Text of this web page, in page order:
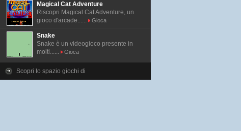
Magical Cat Adventure
Riscopri Magical Cat Adventure, un
gioco d'arcade......
Gioca
Snake
Snake è un videogioco presente in
molti......
Gioca
Scopri lo spazio giochi di